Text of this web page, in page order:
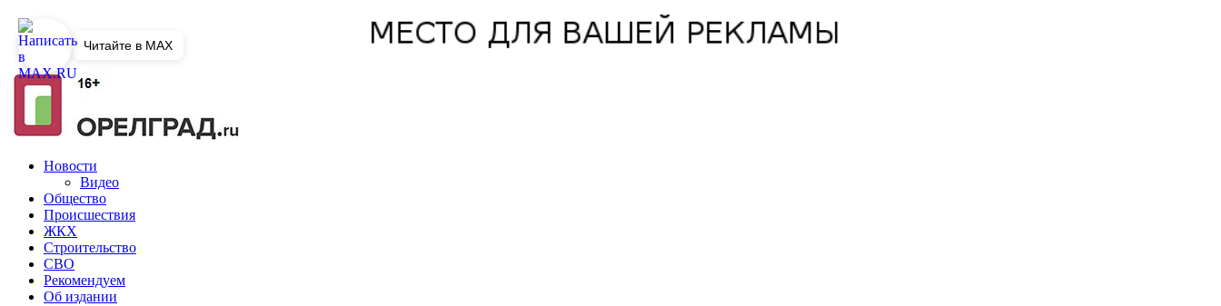
Новости
Видео
Общество
Происшествия
ЖКХ
Строительство
СВО
Рекомендуем
Об издании
Читайте в MAX